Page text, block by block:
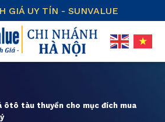
GIÁ UY TÍN - SUNVALUE
ôtô tàu thuyền cho mục đích mua